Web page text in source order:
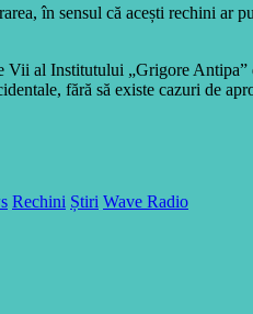
în sensul că acești rechini
al Institutului „Grigore Antipa”
fără să existe cazuri de
Rechini Știri Wave Radio